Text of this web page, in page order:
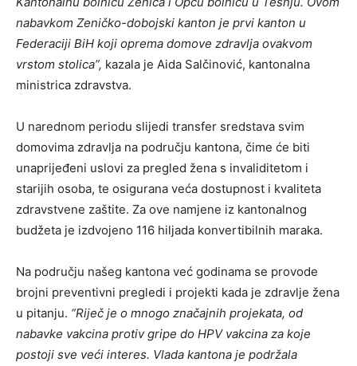
nabavkom Zeničko-dobojski kanton je prvi kanton u
Federaciji BiH koji oprema domove zdravlja ovakvom
vrstom stolica”, kazala je Aida Salčinović, kantonalna
ministrica zdravstva.
U narednom periodu slijedi transfer sredstava svim
domovima zdravlja na području kantona, čime će biti
unaprijeđeni uslovi za pregled žena s invaliditetom i
starijih osoba, te osigurana veća dostupnost i kvaliteta
zdravstvene zaštite. Za ove namjene iz kantonalnog
budžeta je izdvojeno 116 hiljada konvertibilnih maraka.
Na području našeg kantona već godinama se provode
brojni preventivni pregledi i projekti kada je zdravlje žena
u pitanju. “Riječ je o mnogo značajnih projekata, od
nabavke vakcina protiv gripe do HPV vakcina za koje
postoji sve veći interes. Vlada kantona je podržala